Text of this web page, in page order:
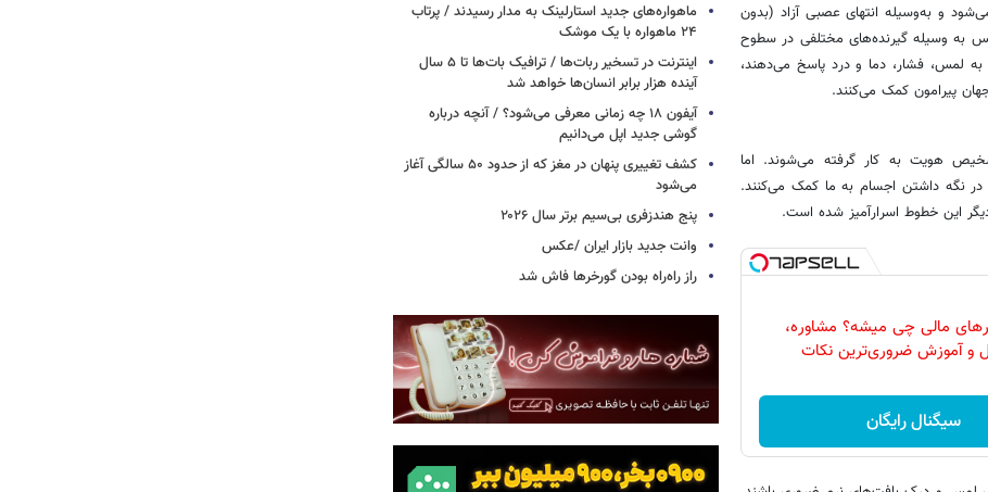
و به‌وسیله انتهای عصبی آزاد (بدون
وسیله گیرنده‌های مختلفی در سطوح
لمس، فشار، دما و درد پاسخ می‌دهند،
پیرامون کمک می‌کنند.
هویت به کار گرفته می‌شوند. اما
نگه داشتن اجسام به ما کمک می‌کنند.
این خطوط اسرارآمیز شده است.
مالی چی ‌میشه؟ مشاوره،
و آموزش ضروری‌ترین نکات
سیگنال رایگان
ماهواره‌های جدید استارلینک به مدار رسیدند / پرتاب
۲۴ ماهواره با یک موشک
اینترنت در تسخیر ربات‌ها / ترافیک بات‌ها تا ۵ سال
آینده هزار برابر انسان‌ها خواهد شد
آیفون ۱۸ چه زمانی معرفی می‌شود؟ / آنچه درباره
گوشی جدید اپل می‌دانیم
کشف تغییری پنهان در مغز که از حدود ۵۰ سالگی آغاز
می‌شود
پنج هندزفری بی‌سیم برتر سال ۲۰۲۶
وانت جدید بازار ایران /عکس
راز راه‌راه بودن گورخرها فاش شد